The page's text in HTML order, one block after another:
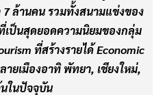
ล้านคน รวมทั้งสนามแข่งของ
เป็นสุดยอดความนิยมของกลุ่ม
ที่สร้างรายได้ Economic
ยเมืองอาทิ พัทยา, เชียงใหม่,
ในปัจจุบัน